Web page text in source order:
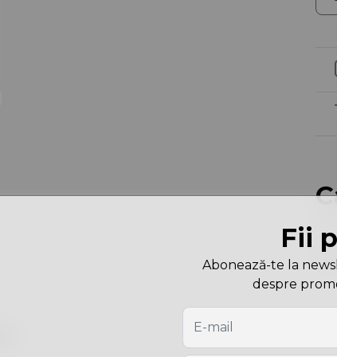
Fii
Abonează-te la
despre